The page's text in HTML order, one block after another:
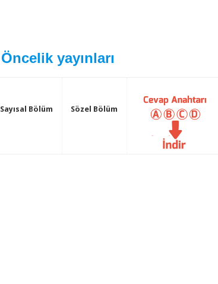
Öncelik yayınları
Sayısal Bölüm Sözel Bölüm